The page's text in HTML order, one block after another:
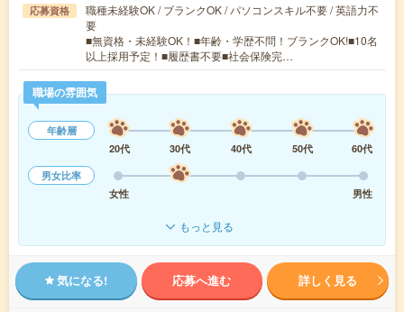
応募資格
職種未経験OK / ブランクOK / パソコンスキル不要 / 英語力不
要
■無資格・未経験OK！■年齢・学歴不問！ブランクOK!■10名
以上採用予定！■履歴書不要■社会保険完…
職場の雰囲気
年齢層
20代
30代 40代 50代
60代
男女比率
女性
男性
もっと見る
気になる! 応募へ進む 詳しく見る